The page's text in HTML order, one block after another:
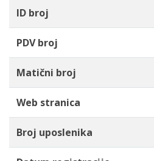
ID broj
PDV broj
Matični broj
Web stranica
Broj uposlenika